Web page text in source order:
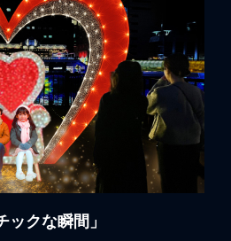
ックな瞬間」